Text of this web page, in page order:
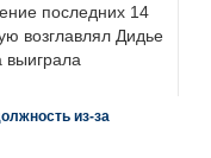
последних 14
возглавлял Дидье
выиграла
из-за